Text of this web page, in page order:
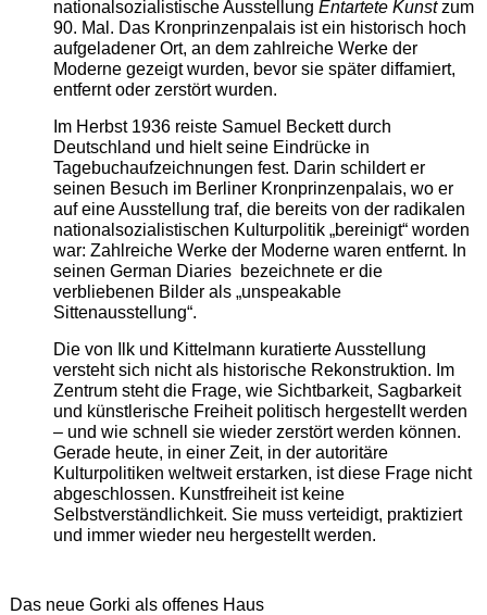
nationalsozialistische Ausstellung Entartete Kunstzum
90. Mal. Das Kronprinzenpalais ist ein historisch hoch
aufgeladener Ort, an dem zahlreiche Werke der
Moderne gezeigt wurden, bevor sie später diffamiert,
entfernt oder zerstört wurden.
Im Herbst 1936 reiste Samuel Beckett durch
Deutschland und hielt seine Eindrücke in
Tagebuchaufzeichnungen fest. Darin schildert er
seinen Besuch im Berliner Kronprinzenpalais, wo er
auf eine Ausstellung traf, die bereits von der radikalen
nationalsozialistischen Kulturpolitik „bereinigt“ worden
war: Zahlreiche Werke der Moderne waren entfernt. In
seinen German Diaries bezeichnete er die
verbliebenen Bilder als „unspeakable
Sittenausstellung“.
Die von Ilk und Kittelmann kuratierte Ausstellung
versteht sich nicht als historische Rekonstruktion. Im
Zentrum steht die Frage, wie Sichtbarkeit, Sagbarkeit
und künstlerische Freiheit politisch hergestellt werden
– und wie schnell sie wieder zerstört werden können.
Gerade heute, in einer Zeit, in der autoritäre
Kulturpolitiken weltweit erstarken, ist diese Frage nicht
abgeschlossen. Kunstfreiheit ist keine
Selbstverständlichkeit. Sie muss verteidigt, praktiziert
und immer wieder neu hergestellt werden.
Das neue Gorki als offenes Haus